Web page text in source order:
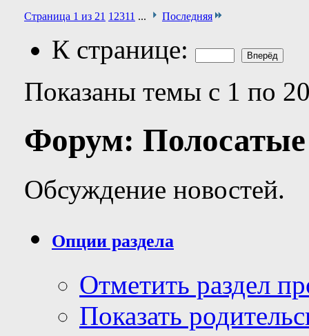
Страница 1 из 21 1 2311 ... Последняя
К странице:
Показаны темы с 1 по
Форум:
Обсуждение новостей.
Опции раздела
Отметить раздел
Показать